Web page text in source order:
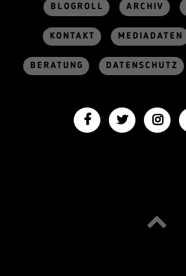
BLOGROLL ARCHIV
KONTAKT MEDIADATEN
BERATUNG DATENSCHUTZ